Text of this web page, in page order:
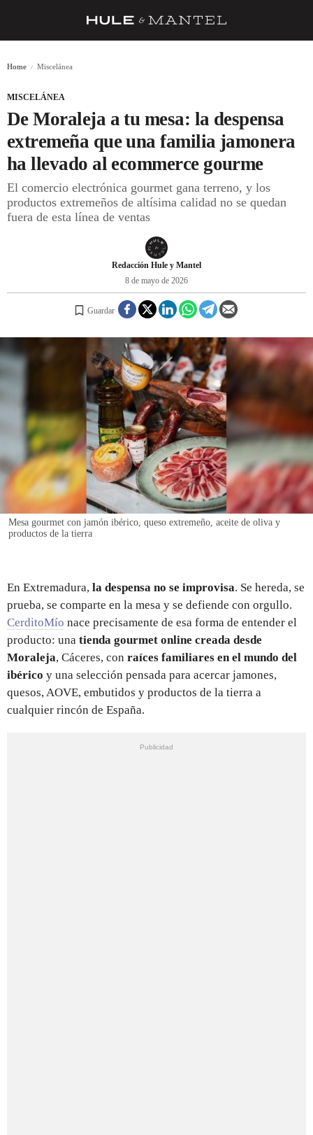
BARRAS Y ESTRELLAS
DÓNDE COMER
ÍDOLOS DE MESAS
CUADERNO DE VIAJE
REGISTRO
INICIAR SESIÓN
Home Miscelánea
MISCELÁNEA
De Moraleja a tu mesa: la despensa
extremeña que una familia jamonera
ha llevado al ecommerce gourme
El comercio electrónica gourmet gana terreno, y los
productos extremeños de altísima calidad no se quedan
fuera de esta línea de ventas
Redacción Hule y Mantel
8 de mayo de 2026
Guardar
Mesa gourmet con jamón ibérico, queso extremeño, aceite de oliva y
productos de la tierra
En Extremadura, la despensa no se improvisa. Se hereda, se
prueba, se comparte en la mesa y se defiende con orgullo.
CerditoMío nace precisamente de esa forma de entender el
producto: una tienda gourmet online creada desde
Moraleja, Cáceres, con raíces familiares en el mundo del
ibérico y una selección pensada para acercar jamones,
quesos, AOVE, embutidos y productos de la tierra a
cualquier rincón de España.